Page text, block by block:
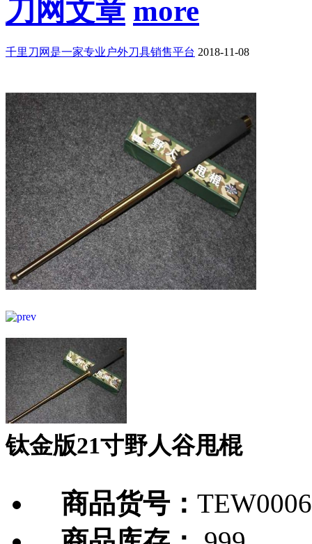
刀网文章
千里刀网是一家专业户外刀具销售平台 2018-11-08
钛金版21寸野人谷甩棍
商品货号：